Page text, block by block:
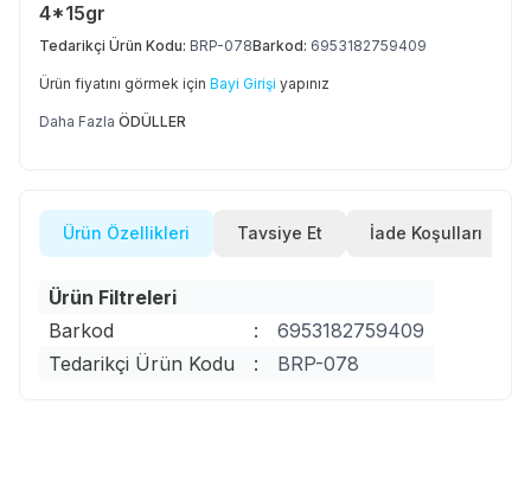
4*15gr
Tedarikçi Ürün Kodu: BRP-078Barkod: 6953182759409
Ürün fiyatını görmek için Bayi Girişi yapınız
Daha Fazla ÖDÜLLER
Ürün Özellikleri Tavsiye Et İade Koşulları
Ürün Filtreleri
Barkod
:
6953182759409
Tedarikçi Ürün Kodu
: BRP-078